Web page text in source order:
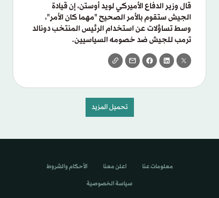
قال وزير الدفاع الأميركي لويد أوستن، إن قيادة
الجيش ستقوم بالأمر الصحيح "مهما كان الأمر"،
وسط تساؤلات عن استخدام الرئيس المنتخب دونالد
ترمب للجيش ضد خصومه السياسيين.
تحميل المزيد
معلومات عنا اعلن معنا الأحكام والشروط
سياسة الخصوصية